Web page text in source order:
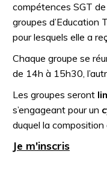
compétences SGT
groupes d’Education
pour lesquels elle a
Chaque groupe se
de 14h à 15h30,
Les groupes seront
s’engageant pour un
duquel la
Je m'inscris